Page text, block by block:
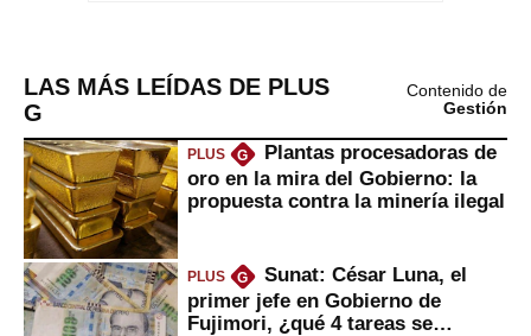
LAS MÁS LEÍDAS DE PLUS
G
Contenido de
Gestión
PLUS G
Plantas procesadoras de
oro en la mira del Gobierno: la
propuesta contra la minería ilegal
PLUS G
Sunat: César Luna, el
primer jefe en Gobierno de
Fujimori, ¿qué 4 tareas se